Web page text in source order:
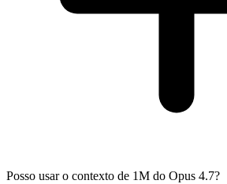
Posso usar o contexto de 1M do Opus 4.7?